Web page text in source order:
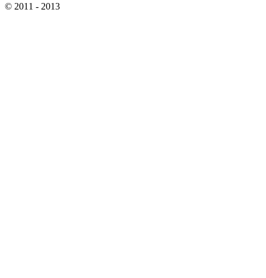
© 2011 - 2013